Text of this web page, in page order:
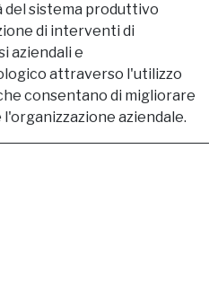
sistema produttivo
di interventi di
aziendali e
attraverso l'utilizzo
consentano di migliorare
aziendale.